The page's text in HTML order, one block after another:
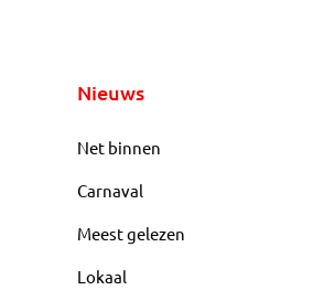
Nieuws
Net binnen
Carnaval
Meest gelezen
Lokaal